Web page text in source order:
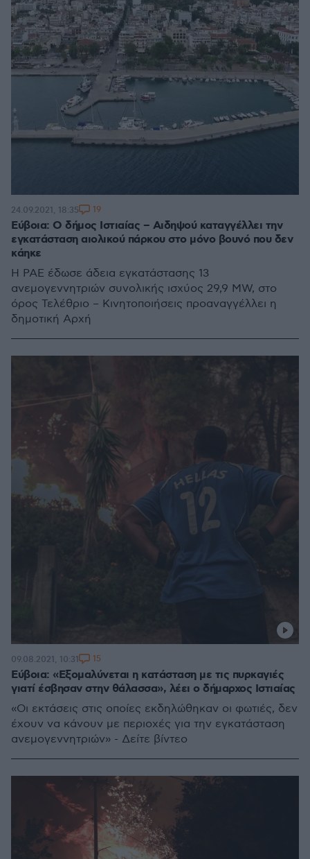
Εύβοια: Ο δήμος Ιστιαίας – Αιδηψού καταγγέλλει την
εγκατάσταση αιολικού πάρκου στο μόνο βουνό που δεν
κάηκε
Η ΡΑΕ έδωσε άδεια εγκατάστασης 13
ανεμογεννητριών συνολικής ισχύος 29,9 MW, στο
όρος Τελέθριο – Κινητοποιήσεις προαναγγέλλει η
δημοτική Αρχή
24.09.2021, 18:35 19
Εύβοια: «Εξομαλύνεται η κατάσταση με τις πυρκαγιές
γιατί έσβησαν στην θάλασσα», λέει ο δήμαρχος Ιστιαίας
«Οι εκτάσεις στις οποίες εκδηλώθηκαν οι φωτιές, δεν
έχουν να κάνουν με περιοχές για την εγκατάσταση
ανεμογεννητριών» - Δείτε βίντεο
09.08.2021, 10:31 15